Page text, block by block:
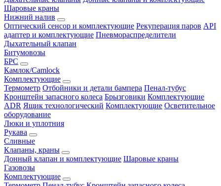
Шаровые краны
Нижний налив
Оптический сенсор и комплектующие Рекуперация паров API
адаптер и комплектующие Пневмораспределители
Дыхательный клапан
Битумовозы
БРС
Камлок/Camlock
Комплектующие
Термометр Отбойники и детали бампера Пенал-тубус
Кронштейн запасного колеса Брызговики Комплектующие
ADR Ящик технологический Комплектующие Осветительное
оборудование
Люки и уплотния
Рукава
Сливные
Клапаны, краны
Донный клапан и комплектующие Шаровые краны
Газовозы
Комплектующие